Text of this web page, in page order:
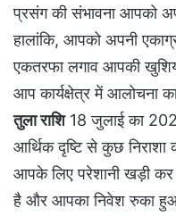
प्रसंग की संभावना आपको
हालांकि, आपको अपनी
एकतरफा लगाव आपकी
आप कार्यक्षेत्र में आलोचना
तुला राशि18 जुलाई का
आर्थिक दृष्टि से कुछ
आपके लिए परेशानी खड़ी
है और आपका निवेश रुका हुआ